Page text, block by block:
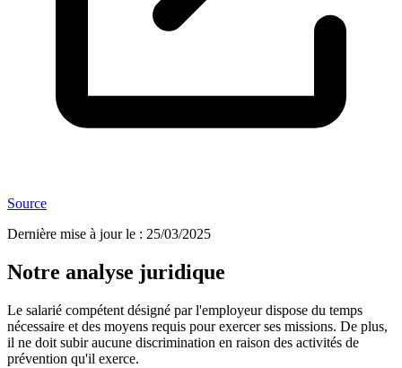
Source
Dernière mise à jour le : 25/03/2025
Notre analyse juridique
Le salarié compétent désigné par l'employeur dispose du temps
nécessaire et des moyens requis pour exercer ses missions. De plus,
il ne doit subir aucune discrimination en raison des activités de
prévention qu'il exerce.